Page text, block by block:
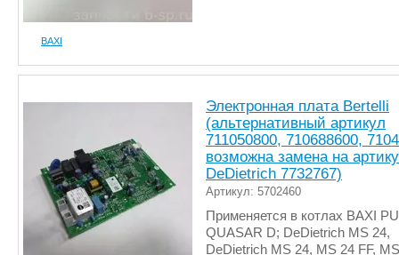
BAXI
Электронная плата Bertelli
(альтернативный артикул
711050800, 710688600,
возможна замена на
DeDietrich 7732767)
Артикул: 5702460
Применяется в котлах BAXI
QUASAR D; DeDietrich MS 24,
DeDietrich MS 24, MS 24 FF,